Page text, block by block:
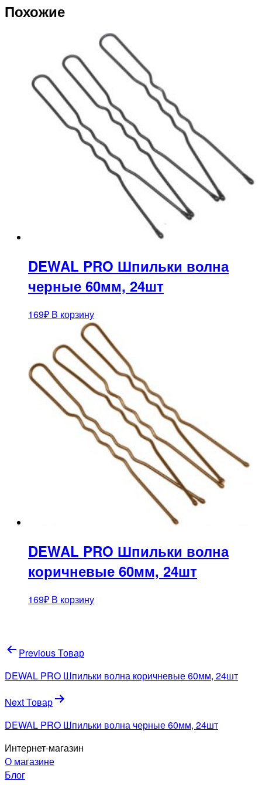
Похожие
DEWAL PRO Шпильки волна
черные 60мм, 24шт
169₽ В корзину
DEWAL PRO Шпильки волна
коричневые 60мм, 24шт
169₽ В корзину
Навигация
по
записям
Previous Товар
DEWAL PRO Шпильки волна коричневые 60мм, 24шт
Next Товар
DEWAL PRO Шпильки волна черные 60мм, 24шт
Интернет-магазин
О магазине
Блог